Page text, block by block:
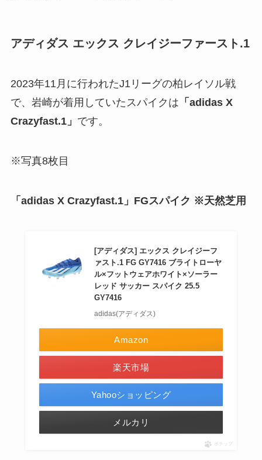
アディダス エックス クレイジーファースト.1
2023年11月に行われたJ1リーグの柏レイソル戦
で、岩崎が着用していたスパイクは 「adidas X
Crazyfast.1」 です。
※写真8枚目
「adidas X Crazyfast.1」FGスパイク ※天然芝用
[アディダス] エックス クレイジーフ
ァスト.1 FG GY7416 ブライトローヤ
ル×フットウェアホワイト×ソーラー
レッド サッカー スパイク 25.5
GY7416
adidas(アディダス)
Amazon
楽天市場
Yahooショッピング
メルカリ
ポチップ